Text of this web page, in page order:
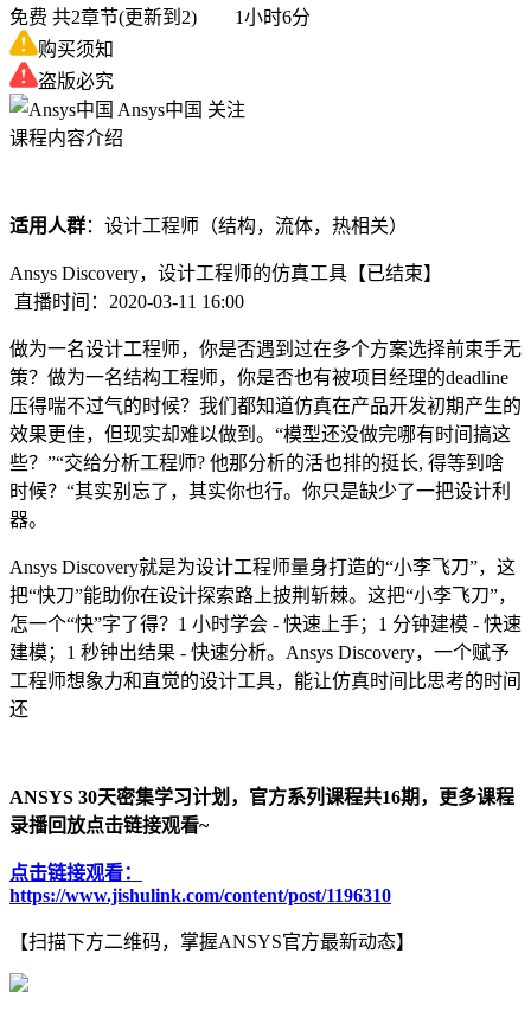
免费 共2章节(更新到2) 1小时6分
购买须知
盗版必究
Ansys中国 关注
课程内容介绍
适用人群：设计工程师（结构，流体，热相关）
Ansys Discovery，设计工程师的仿真工具 【已结束】
直播时间：2020-03-11 16:00
做为一名设计工程师，你是否遇到过在多个方案选择前束手无
策？做为一名结构工程师，你是否也有被项目经理的deadline
压得喘不过气的时候？我们都知道仿真在产品开发初期产生的
效果更佳，但现实却难以做到。“模型还没做完哪有时间搞这
些？”“交给分析工程师? 他那分析的活也排的挺长, 得等到啥
时候？“其实别忘了，其实你也行。你只是缺少了一把设计利
器。
Ansys Discovery就是为设计工程师量身打造的“小李飞刀”，这
把“快刀”能助你在设计探索路上披荆斩棘。这把“小李飞刀”，
怎一个“快”字了得？1 小时学会 - 快速上手；1 分钟建模 - 快速
建模；1 秒钟出结果 - 快速分析。Ansys Discovery，一个赋予
工程师想象力和直觉的设计工具，能让仿真时间比思考的时间
还
ANSYS 30天密集学习计划，官方系列课程共16期，更多课程
录播回放点击链接观看~
点击链接观看：
https://www.jishulink.com/content/post/1196310
【扫描下方二维码，掌握ANSYS官方最新动态】